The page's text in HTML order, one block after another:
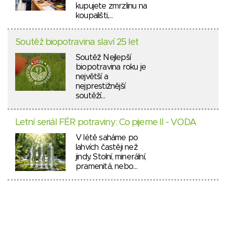
kupujete zmrzlinu na
koupališti,…
Soutěž biopotravina slaví 25 let
Soutěž Nejlepší
biopotravina roku je
největší a
nejprestižnější
soutěží…
Letní seriál FÉR potraviny: Co pijeme II - VODA
V létě saháme po
lahvích častěji než
jindy. Stolní, minerální,
pramenitá, nebo…